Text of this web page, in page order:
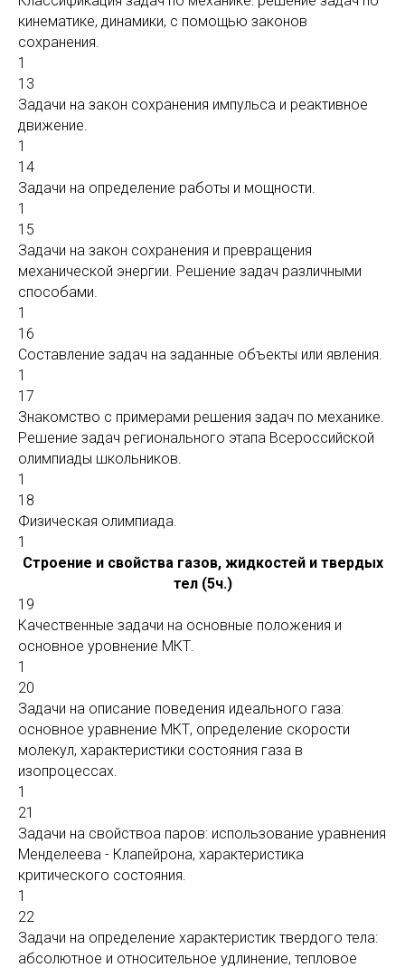
кинематике, динамики, с помощью законов
сохранения.
1
13
Задачи на закон сохранения импульса и реактивное
движение.
1
14
Задачи на определение работы и мощности.
1
15
Задачи на закон сохранения и превращения
механической энергии. Решение задач различными
способами.
1
16
Составление задач на заданные объекты или явления.
1
17
Знакомство с примерами решения задач по механике.
Решение задач регионального этапа Всероссийской
олимпиады школьников.
1
18
Физическая олимпиада.
1
Строение и свойства газов, жидкостей и твердых
тел (5ч.)
19
Качественные задачи на основные положения и
основное уровнение МКТ.
1
20
Задачи на описание поведения идеального газа:
основное уравнение МКТ, определение скорости
молекул, характеристики состояния газа в
изопроцессах.
1
21
Задачи на свойствоа паров: использование уравнения
Менделеева - Клапейрона, характеристика
критического состояния.
1
22
Задачи на определение характеристик твердого тела:
абсолютное и относительное удлинение, тепловое